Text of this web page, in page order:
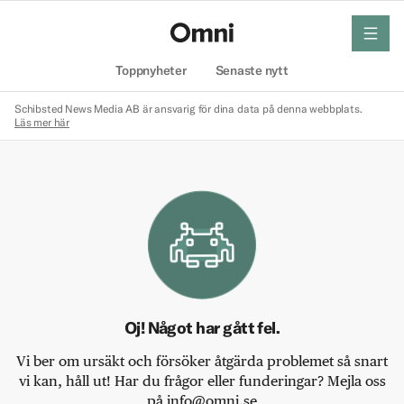
Toppnyheter Senaste nytt
meny
Schibsted News Media AB är ansvarig för dina data på denna webbplats.
Läs mer här
Oj! Något har gått fel.
Vi ber om ursäkt och försöker åtgärda problemet så snart
vi kan, håll ut! Har du frågor eller funderingar? Mejla oss